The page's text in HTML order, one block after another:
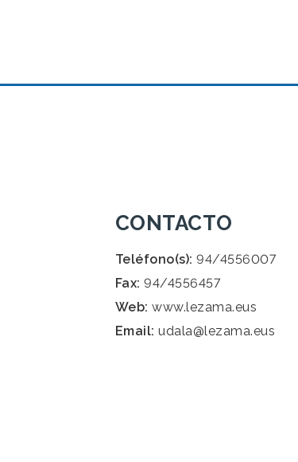
CONTACTO
Teléfono(s): 94/4556007
Fax: 94/4556457
Web: www.lezama.eus
Email: udala@lezama.eus